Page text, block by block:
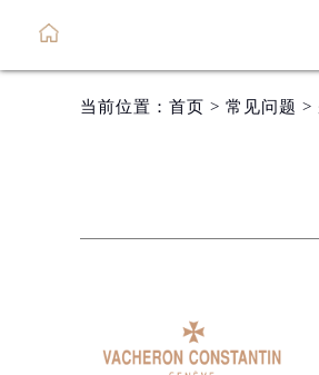
当前位置： 首页 > 常见问题 >